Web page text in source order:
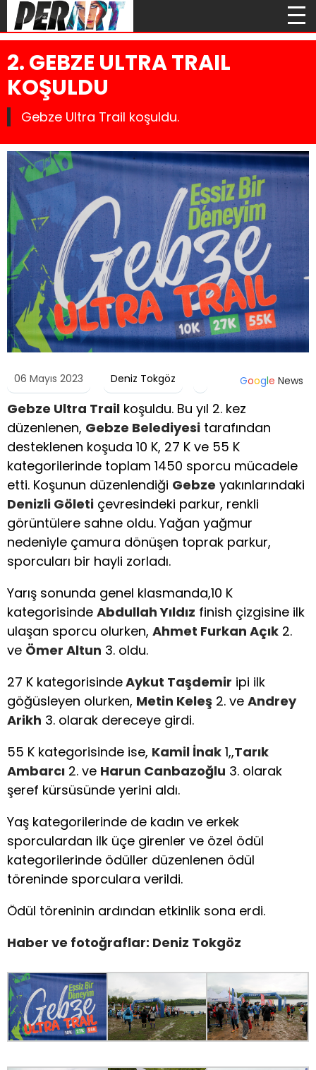
2. GEBZE ULTRA TRAIL
KOŞULDU
Gebze Ultra Trail koşuldu.
06 Mayıs 2023 Deniz Tokgöz Google News
Gebze Ultra Trail koşuldu. Bu yıl 2. kez
düzenlenen, Gebze Belediyesi tarafından
desteklenen koşuda 10 K, 27 K ve 55 K
kategorilerinde toplam 1450 sporcu mücadele
etti. Koşunun düzenlendiği Gebze yakınlarındaki
Denizli Göleti çevresindeki parkur, renkli
görüntülere sahne oldu. Yağan yağmur
nedeniyle çamura dönüşen toprak parkur,
sporcuları bir hayli zorladı.
Yarış sonunda genel klasmanda,10 K
kategorisinde Abdullah Yıldız finish çizgisine ilk
ulaşan sporcu olurken, Ahmet Furkan Açık 2.
ve Ömer Altun 3. oldu.
27 K kategorisindeAykut Taşdemir ipi ilk
göğüsleyen olurken, Metin Keleş 2. ve Andrey
Arikh 3. olarak dereceye girdi.
55 K kategorisinde ise, Kamil İnak 1,,Tarık
Ambarcı 2. ve Harun Canbazoğlu 3. olarak
şeref kürsüsünde yerini aldı.
Yaş kategorilerinde de kadın ve erkek
sporculardan ilk üçe girenler ve özel ödül
kategorilerinde ödüller düzenlenen ödül
töreninde sporculara verildi.
Ödül töreninin ardından etkinlik sona erdi.
Haber ve fotoğraflar: Deniz Tokgöz